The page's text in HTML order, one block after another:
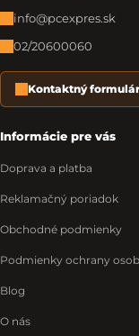
info@pcexpres.sk
02/20600060
Kontaktný formulár
Informácie pre vás
Doprava a platba
Reklamačný poriadok
Obchodné podmienky
Podmienky ochrany
Blog
O nás